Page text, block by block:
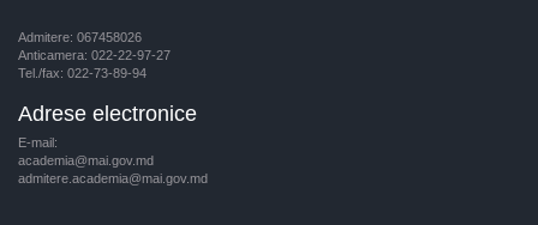
Admitere: 067458026
Anticamera: 022-22-97-27
Tel./fax: 022-73-89-94
Adrese electronice
E-mail:
academia@mai.gov.md
admitere.academia@mai.gov.md